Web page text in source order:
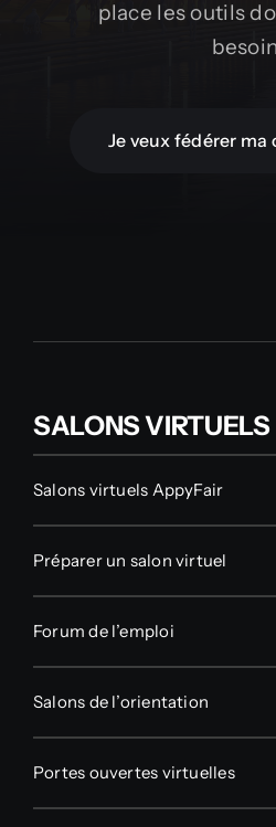
place les outils
Je veux fédérer
SALONS VIRTUELS
Salons virtuels AppyFair
Préparer un salon virtuel
Forum de l’emploi
Salons de l’orientation
Portes ouvertes virtuelles